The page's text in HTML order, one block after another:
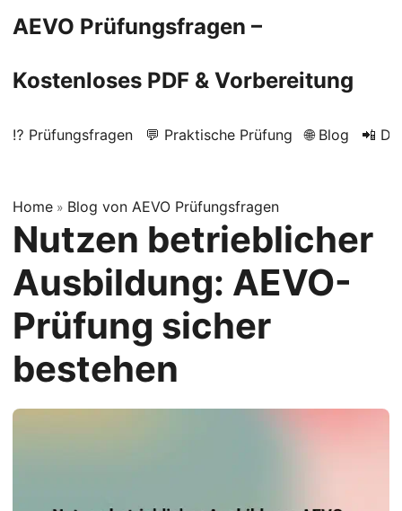
AEVO Prüfungsfragen –
Kostenloses PDF & Vorbereitung
⁉️ Prüfungsfragen 💬 Praktische Prüfung 🌐 Blog 📲
Home » Blog von AEVO Prüfungsfragen
Nutzen betrieblicher
Ausbildung: AEVO-
Prüfung sicher
bestehen